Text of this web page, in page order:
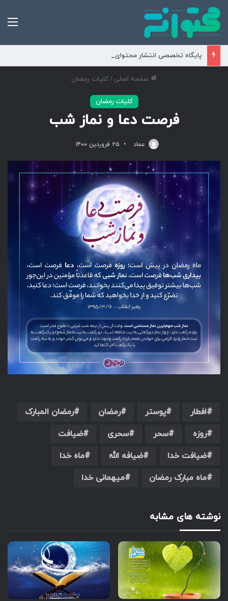
پایگاه تخصصی انتشار محتوای مناسبتی و موضوعی
صفحه اصلی /کلیات رمضان
کلیات رمضان
فرصت دعا و نماز شب
عماد ۲۵ فروردین ۱۴۰۰
افطار پوستر رمضان
رمضان المبارک
روزه
سحر سحری
ضیافت
ضیافت خدا
ضیافه الله
ماه خدا
ماه مبارک رمضان
میهمانی خدا
نوشته های مشابه